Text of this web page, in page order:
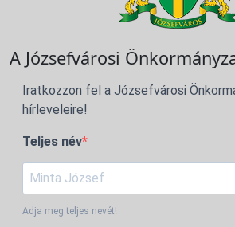
A Józsefvárosi
Iratkozzon fel a Józsefvárosi
hírleveleire!
Teljes név
Adja meg teljes nevét!